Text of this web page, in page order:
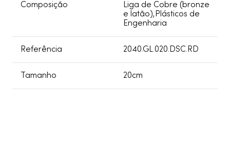
Composição
Liga de Cobre (bronze
e latão),Plásticos de
Engenharia
Referência 2040.GL.020.DSC.RD
Tamanho 20cm